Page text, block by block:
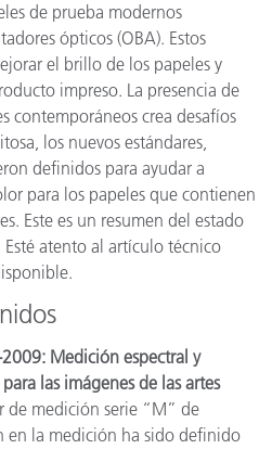
de prueba modernos
ópticos (OBA). Estos
el brillo de los papeles y
impreso. La presencia de
contemporáneos crea desafíos
los nuevos estándares,
definidos para ayudar a
para los papeles que contienen
Este es un resumen del estado
atento al artículo técnico
Medición espectral y
las imágenes de las artes
de medición serie “M” de
en la medición ha sido definido